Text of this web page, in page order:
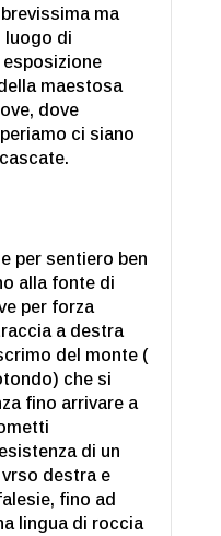
ma
luogo di
maestosa
dove
ci siano
per sentiero ben
alla fonte di
per forza
a destra
del monte (
che si
fino arrivare a
di un
destra e
fino ad
lingua di roccia